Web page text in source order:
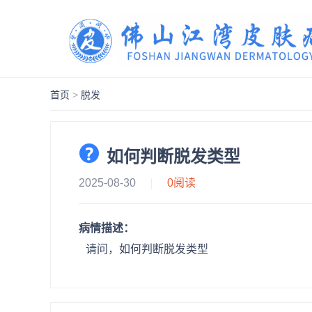
首页 > 脱发
如何判断脱发类型
2025-08-30 0阅读
病情描述：
请问，如何判断脱发类型